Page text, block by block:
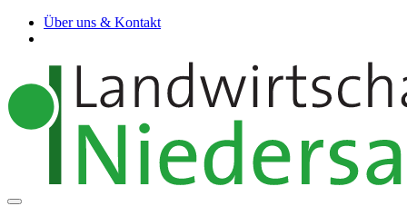
Über uns & Kontakt